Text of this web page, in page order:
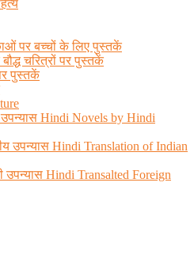
पर बच्चों के लिए पुस्तकें
चरित्रों पर पुस्तकें
पुस्तकें
उपन्यास Hindi Novels by Hindi
उपन्यास Hindi Translation of Indian
उपन्यास Hindi Transalted Foreign